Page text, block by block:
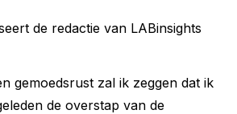
de redactie van LABinsights
gemoedsrust zal ik zeggen dat ik
de overstap van de